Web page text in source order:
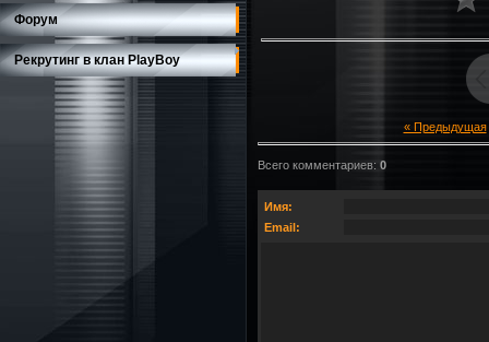
Форум
Рекрутинг в клан PlayBoy
« Предыдущая
Всего комментариев: 0
Имя:
Email: